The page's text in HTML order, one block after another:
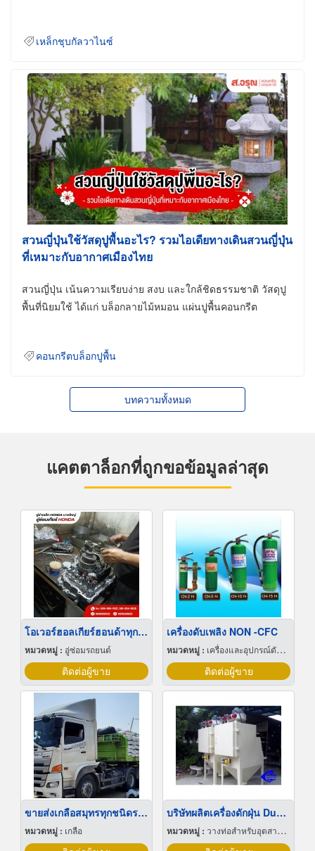
เหล็กชุบกัลวาไนซ์
สวนญี่ปุ่นใช้วัสดุปูพื้นอะไร? รวมไอเดียทางเดินสวนญี่ปุ่น
ที่เหมาะกับอากาศเมืองไทย
สวนญี่ปุ่น เน้นความเรียบง่าย สงบ และใกล้ชิดธรรมชาติ วัสดุปู
พื้นที่นิยมใช้ ได้แก่ บล็อกลายไม้หมอน แผ่นปูพื้นคอนกรีต
คอนกรีตบล็อกปูพื้น
บทความทั้งหมด
แคตตาล็อกที่ถูกขอข้อมูลล่าสุด
โอเวอร์ฮอลเกียร์ฮอนด้าทุกรุ่น
หมวดหมู่ : อู่ซ่อมรถยนต์
ติดต่อผู้ขาย
เครื่องดับเพลิง NON -CFC
หมวดหมู่ : เครื่องและอุปกรณ์ดับเพลิง
ติดต่อผู้ขาย
ขายส่งเกลือสมุทรทุกชนิดราคาถูก
หมวดหมู่ : เกลือ
บริษัทผลิตเครื่องดักฝุ่น Dust Collector
หมวดหมู่ : วางท่อสำหรับอุตสาหกรรมท่อ